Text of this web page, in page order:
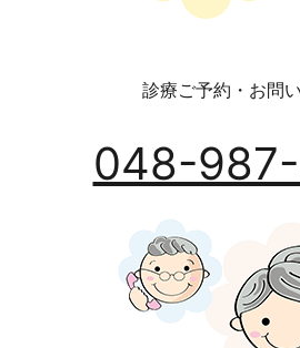
診療ご予約・お問
048-